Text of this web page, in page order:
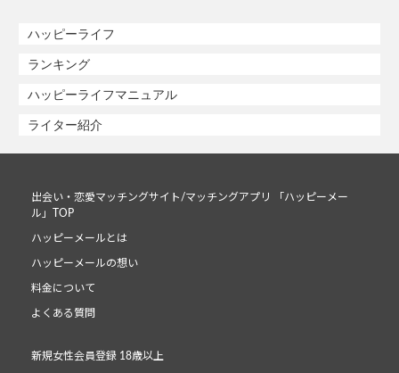
ハッピーライフ
ランキング
ハッピーライフマニュアル
ライター紹介
出会い・恋愛マッチングサイト/マッチングアプリ 「ハッピーメー
ル」TOP
ハッピーメールとは
ハッピーメールの想い
料金について
よくある質問
新規女性会員登録 18歳以上